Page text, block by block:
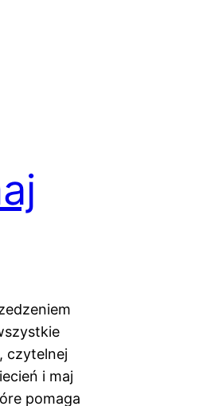
czytelnej
i maj
pomaga